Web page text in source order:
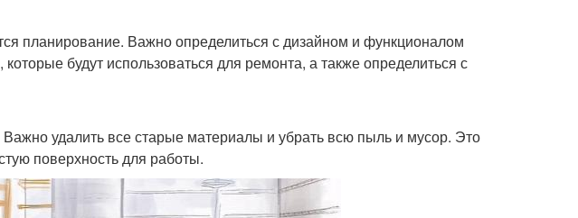
планирование. Важно определиться с дизайном и функционалом
будут использоваться для ремонта, а также определиться с
удалить все старые материалы и убрать всю пыль и мусор. Это
поверхность для работы.